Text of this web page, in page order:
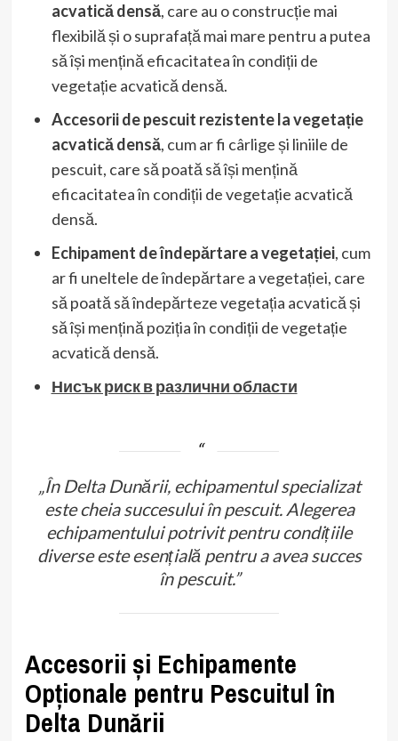
acvatică densă, care au o construcție mai
flexibilă și o suprafață mai mare pentru a putea
să își mențină eficacitatea în condiții de
vegetație acvatică densă.
Accesorii de pescuit rezistente la vegetație
acvatică densă, cum ar fi cârlige și liniile de
pescuit, care să poată să își mențină
eficacitatea în condiții de vegetație acvatică
densă.
Echipament de îndepărtare a vegetației, cum
ar fi uneltele de îndepărtare a vegetației, care
să poată să îndepărteze vegetația acvatică și
să își mențină poziția în condiții de vegetație
acvatică densă.
Нисък риск в различни области
„În Delta Dunării, echipamentul specializat
este cheia succesului în pescuit. Alegerea
echipamentului potrivit pentru condițiile
diverse este esențială pentru a avea succes
în pescuit.”
Accesorii și Echipamente
Opționale pentru Pescuitul în
Delta Dunării